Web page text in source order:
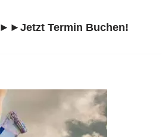
►►Jetzt Termin Buchen!